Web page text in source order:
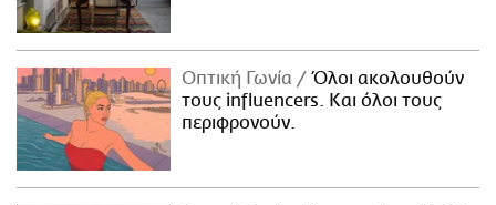
Οπτική Γωνία
Όλοι ακολουθούν
τους influencers. Και όλοι τους
περιφρονούν.